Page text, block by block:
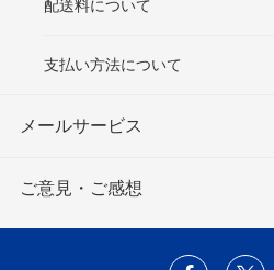
配送料について
支払い方法について
メールサービス
ご意見・ご感想